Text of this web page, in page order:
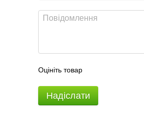
Оцініть товар
Надіслати